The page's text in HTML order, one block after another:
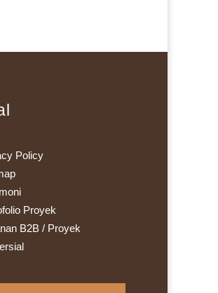
Policy
Proyek
B2B / Proyek